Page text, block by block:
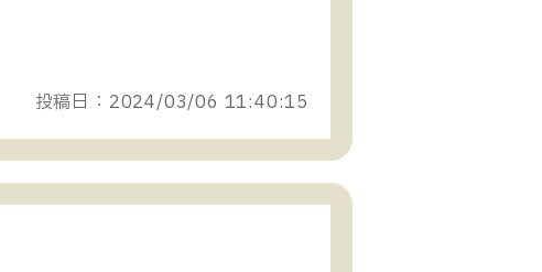
投稿日：2024/03/06 11:40:15